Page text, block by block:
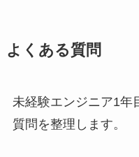
よくある質問
未経験エンジニア1年
質問を整理します。